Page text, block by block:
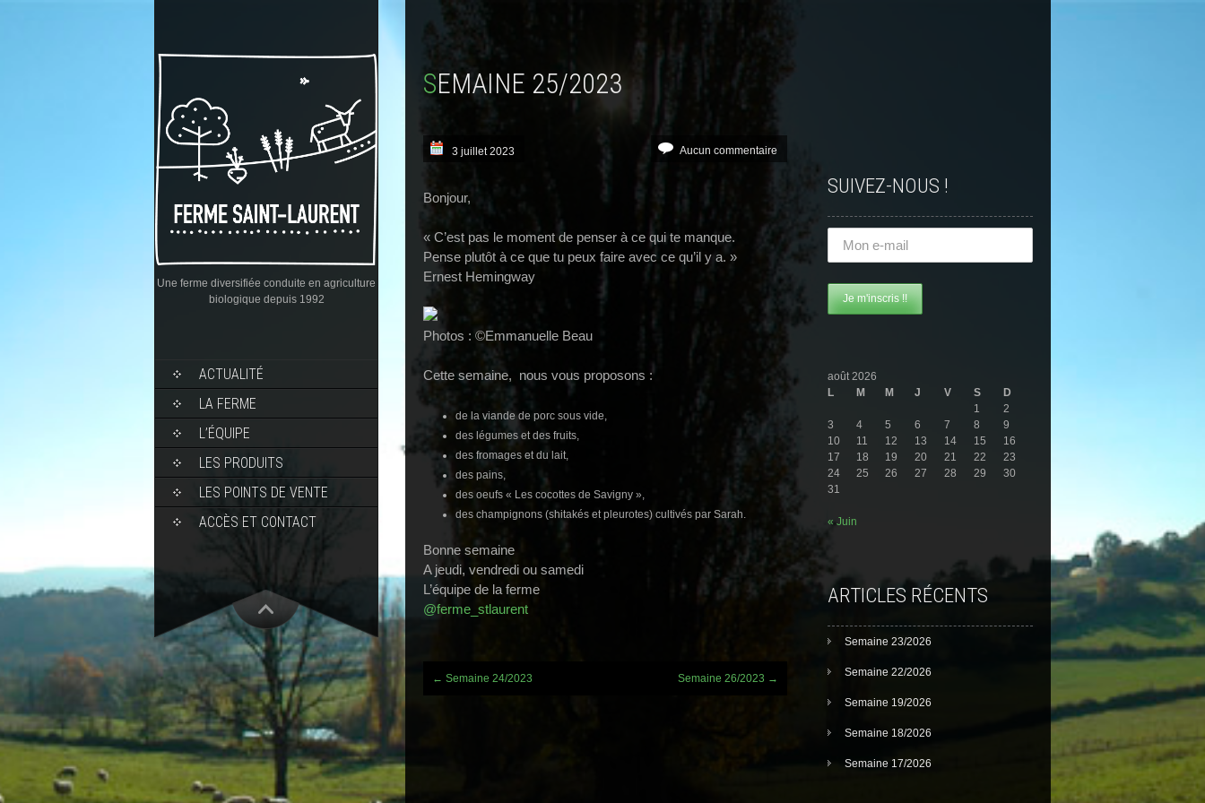
Une ferme diversifiée conduite en agriculture
biologique depuis 1992
ACTUALITÉ
LA FERME
L’ÉQUIPE
LES PRODUITS
LES POINTS DE VENTE
ACCÈS ET CONTACT
SEMAINE 25/2023
3 juillet 2023 Aucun commentaire
Bonjour,
« C’est pas le moment de penser à ce qui te manque.
Pense plutôt à ce que tu peux faire avec ce qu’il y a. »
Ernest Hemingway
Photos : ©Emmanuelle Beau
Cette semaine, nous vous proposons :
de la viande de porc sous vide,
des légumes et des fruits,
des fromages et du lait,
des pains,
des oeufs « Les cocottes de Savigny »,
des champignons (shitakés et pleurotes) cultivés par Sarah.
Bonne semaine
A jeudi, vendredi ou samedi
L’équipe de la ferme
@ferme_stlaurent
Post
← Semaine 24/2023 Semaine 26/2023 →
SUIVEZ-NOUS !
août 2026
L
M M J V S
D
1
2
3
4 5 6 7 8
9
10
11 12 13 14 15
16
17
18 19 20 21 22
23
24
25 26 27 28 29
30
31
« Juin
ARTICLES RÉCENTS
Semaine 23/2026
Semaine 22/2026
Semaine 19/2026
Semaine 18/2026
Semaine 17/2026